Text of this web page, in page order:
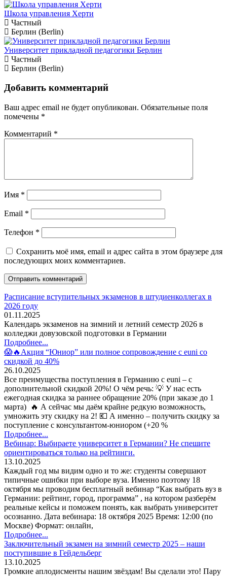
Школа управления Херти
Частный
Берлин (Berlin)
Университет прикладной педагогики Берлин
Частный
Берлин (Berlin)
Добавить комментарий
Ваш адрес email не будет опубликован. Обязательные поля
помечены *
Комментарий *
Имя *
Email *
Телефон *
Сохранить моё имя, email и адрес сайта в этом браузере для
последующих моих комментариев.
Расписание вступительных экзаменов в штудиенколлегах в
2026 году
01.11.2025
Календарь экзаменов на зимний и летний семестр 2026 в
колледжи довузовской подготовки в Германии
Подробнее...
😱🔥Акция “Юниор” или полное сопровождение с euni со
скидкой до 40%
26.10.2025
Все преимущества поступления в Германию с euni – с
дополнительной скидкой 20%! О чём речь: 💡 У нас есть
ежегодная скидка за раннее обращение 20% (при заказе до 1
марта) 🔥 А сейчас мы даём крайне редкую возможность,
умножить эту скидку на 2! 💶 А именно – получить скидку за
поступление с консультантом-юниором (+20 %
Подробнее...
Вебинар: Выбираете университет в Германии? Не спешите
ориентироваться только на рейтинги.
13.10.2025
Каждый год мы видим одно и то же: студенты совершают
типичные ошибки при выборе вуза. Именно поэтому 18
октября мы проводим бесплатный вебинар “Как выбрать вуз в
Германии: рейтинг, город, программа” , на котором разберём
реальные кейсы и поможем понять, как выбрать университет
осознанно. Дата вебинара: 18 октября 2025 Время: 12:00 (по
Москве) Формат: онлайн,
Подробнее...
Заключительный экзамен на зимний семестр 2025 – наши
поступившие в Гейдельберг
13.10.2025
Громкие аплодисменты нашим звёздам! Вы сделали это! Пару